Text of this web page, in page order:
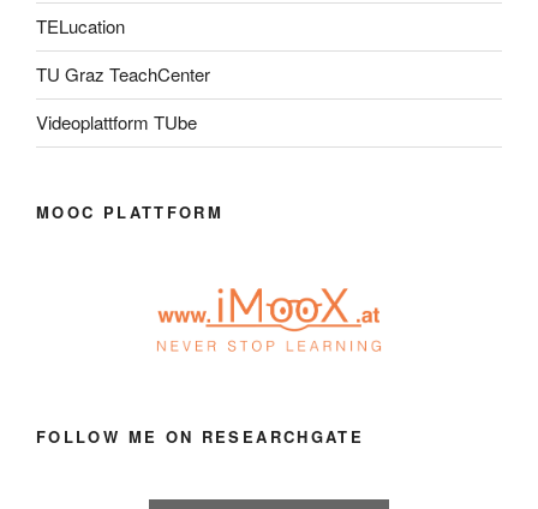
TELucation
TU Graz TeachCenter
Videoplattform TUbe
MOOC PLATTFORM
FOLLOW ME ON RESEARCHGATE